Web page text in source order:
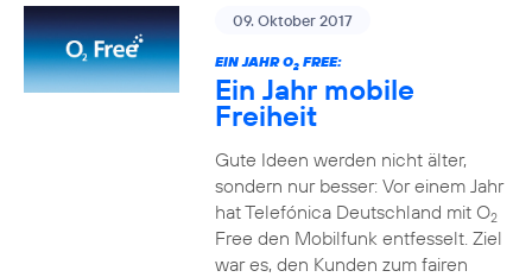
09. Oktober 2017
EIN JAHR O2FREE:
Ein Jahr mobile
Freiheit
Gute Ideen werden nicht älter,
sondern nur besser: Vor einem Jahr
hat Telefónica Deutschland mit O2
Free den Mobilfunk entfesselt. Ziel
war es, den Kunden zum fairen